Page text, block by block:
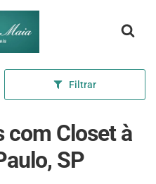
Filtrar
com Closet à
SP